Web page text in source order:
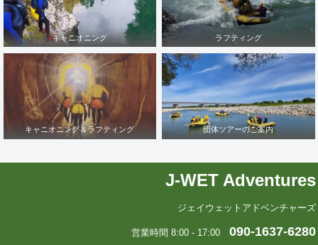
キャニオニング ラフティング
キャニオニング＆ラフティング 団体ツアーのご案内
J-WET Adventures
ジェイウェットアドベンチャーズ
営業時間 8:00 - 17:00 090-1637-6280